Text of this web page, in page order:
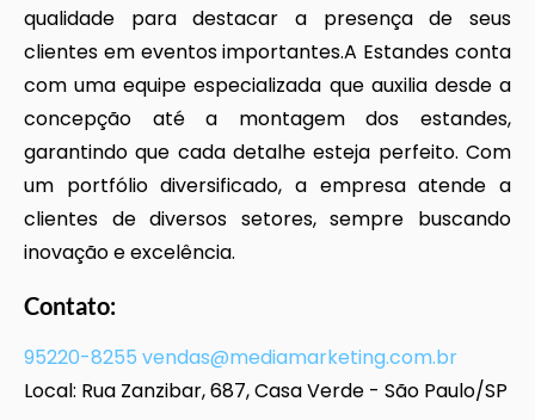
qualidade para destacar a presença de seus
clientes em eventos importantes.A Estandes conta
com uma equipe especializada que auxilia desde a
concepção até a montagem dos estandes,
garantindo que cada detalhe esteja perfeito. Com
um portfólio diversificado, a empresa atende a
clientes de diversos setores, sempre buscando
inovação e excelência.
Contato:
95220-8255 vendas@mediamarketing.com.br
Local: Rua Zanzibar, 687, Casa Verde - São Paulo/SP